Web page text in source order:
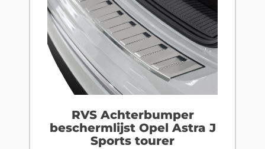
RVS Achterbumper
beschermlijst Opel Astra J
Sports tourer